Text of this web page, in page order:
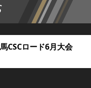
CSCロード6月大会